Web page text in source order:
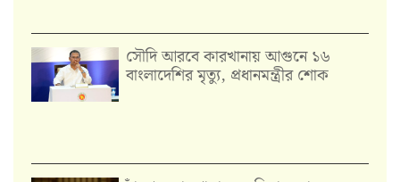
সৌদি আরবে কারখানায় আগুনে ১৬
বাংলাদেশির মৃত্যু, প্রধানমন্ত্রীর শোক